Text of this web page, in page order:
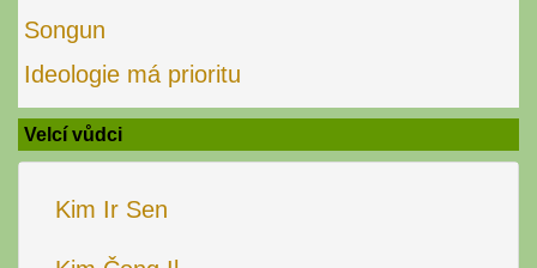
Songun
Ideologie má prioritu
Velcí vůdci
Kim Ir Sen